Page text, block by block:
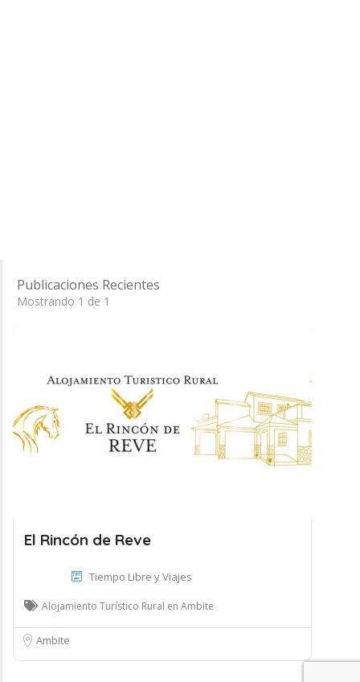
Publicaciones Recientes
Mostrando 1 de 1
El Rincón de Reve
Tiempo Libre y Viajes
Alojamiento Turístico Rural en Ambite
Ambite